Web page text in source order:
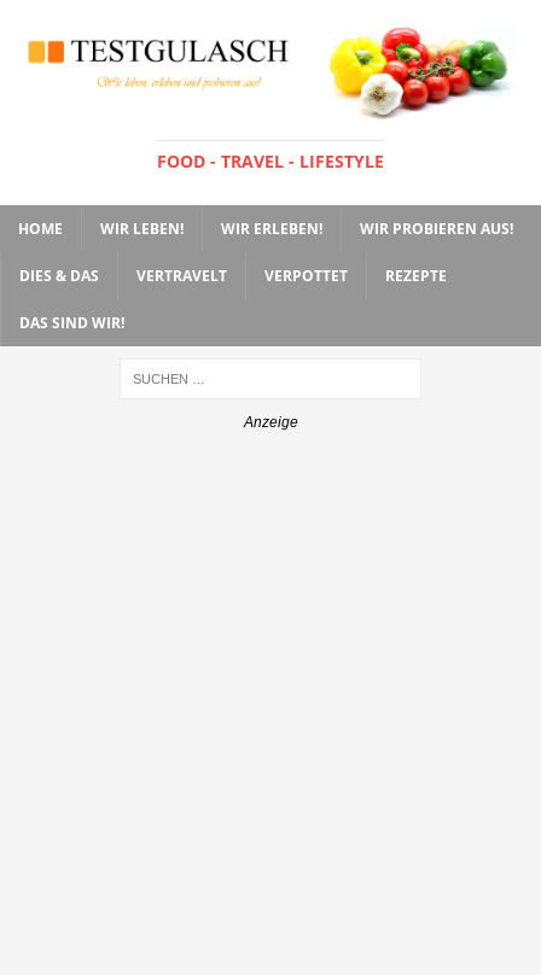
FOOD - TRAVEL - LIFESTYLE
HOME WIR LEBEN! WIR ERLEBEN! WIR PROBIEREN AUS!
DIES & DAS VERTRAVELT VERPOTTET REZEPTE
DAS SIND WIR!